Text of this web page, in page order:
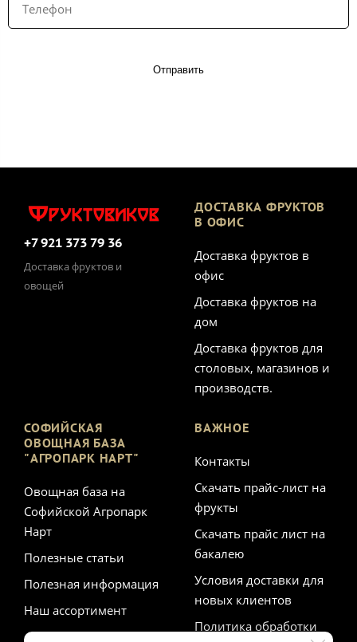
Отправить
+7 921 373 79 36
Доставка фруктов и
овощей
ДОСТАВКА ФРУКТОВ
В ОФИС
Доставка фруктов в
офис
Доставка фруктов на
дом
Доставка фруктов для
столовых, магазинов и
производств.
СОФИЙСКАЯ
ОВОЩНАЯ БАЗА
"АГРОПАРК НАРТ"
Овощная база на
Софийской Агропарк
Нарт
Полезные статьи
Полезная информация
Наш ассортимент
ВАЖНОЕ
Контакты
Скачать прайс-лист на
фрукты
Скачать прайс лист на
бакалею
Условия доставки для
новых клиентов
Политика обработки